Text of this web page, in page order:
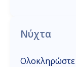
Νύχτα
Ολοκληρώστε